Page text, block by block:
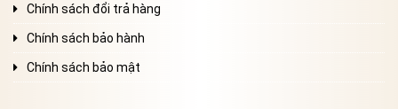
Chính sách đổi trả hàng
Chính sách bảo hành
Chính sách bảo mật